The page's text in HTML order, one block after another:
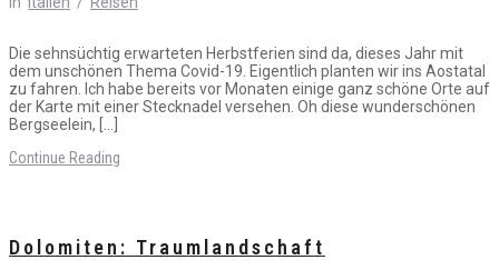
Die sehnsüchtig erwarteten Herbstferien sind da, dieses Jahr mit
dem unschönen Thema Covid-19. Eigentlich planten wir ins Aostatal
zu fahren. Ich habe bereits vor Monaten einige ganz schöne Orte auf
der Karte mit einer Stecknadel versehen. Oh diese wunderschönen
Bergseelein, […]
Continue Reading
Dolomiten: Traumlandschaft